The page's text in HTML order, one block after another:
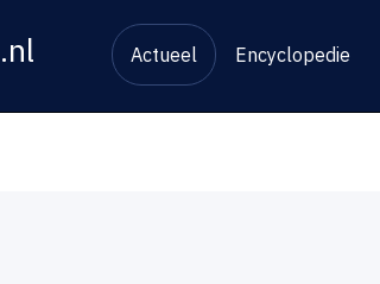
.nl Actueel Encyclopedie